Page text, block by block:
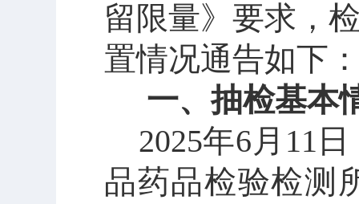
留限量》要求，
置情况通告如下
一、抽检基本
2025年6月11
品药品检验检测